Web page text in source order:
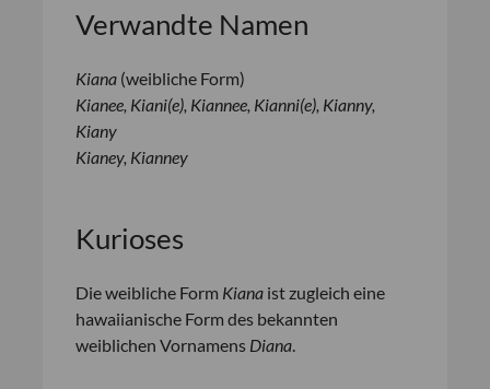
Verwandte Namen
Kiana (weibliche Form)
Kianee, Kiani(e), Kiannee, Kianni(e), Kianny,
Kiany
Kianey, Kianney
Kurioses
Die weibliche Form Kiana ist zugleich eine
hawaiianische Form des bekannten
weiblichen Vornamens Diana